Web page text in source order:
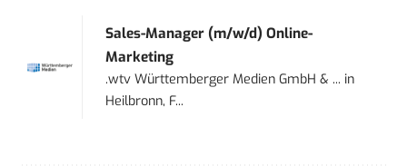
Sales-Manager (m/w/d) Online-
Marketing
.wtv Württemberger Medien GmbH & ... in
Heilbronn, F...